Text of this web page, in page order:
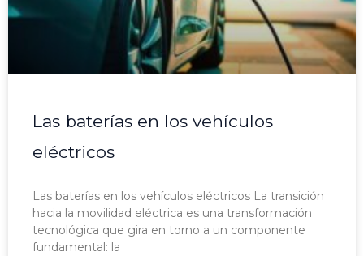
Las baterías en los vehículos
eléctricos
Las baterías en los vehículos eléctricos La transición
hacia la movilidad eléctrica es una transformación
tecnológica que gira en torno a un componente
fundamental: la